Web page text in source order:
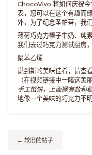
ChocoVivo 将如何庆祝今
表，您可以在这个有趣而
外，为了纪念圣帕蒂，我
薄荷巧克力榛子牛奶、纯
我们去过巧克力测试厨房
聚苯乙烯
说到新的美味佳肴，请查
（在视频链接中一睹这美
手工馅饼，上面撒有盐和
地像一个美味的巧克力不
← 较旧的帖子